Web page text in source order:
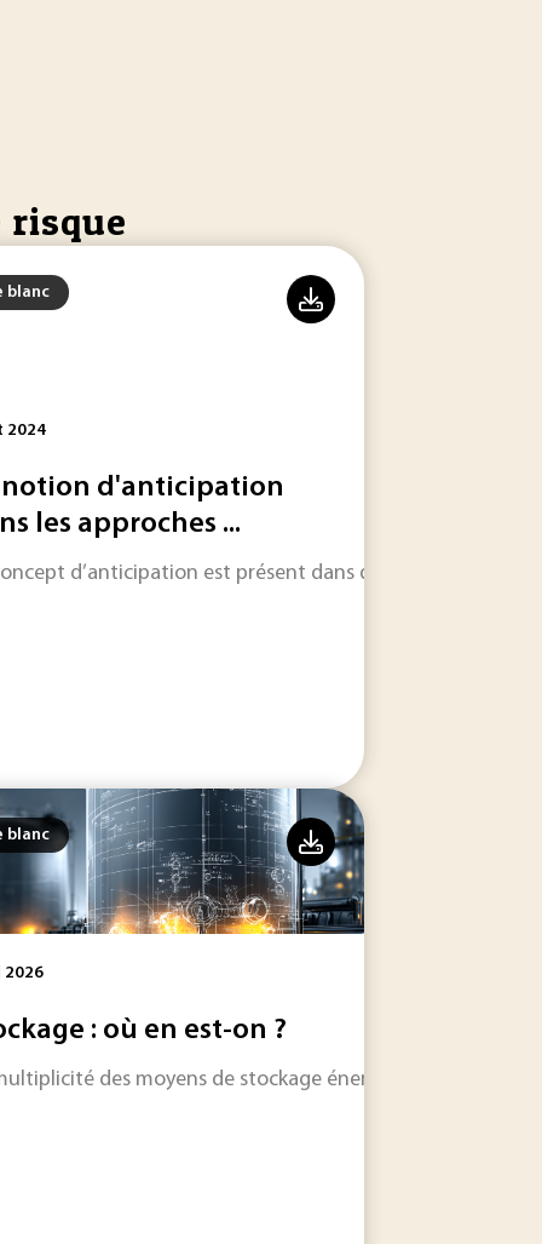
risque
d'action de l'impression 3D.
blanc
2024
notion d'anticipation
les approches ...
d’anticipation est présent dans de nombreux
la conception durable
blanc
2026
: où en est-on ?
des moyens de stockage énergétique se